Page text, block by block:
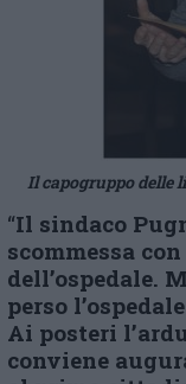
Il capogruppo delle
“Il sindaco
scommessa
dell’ospedale.
perso
Ai posteri
conviene